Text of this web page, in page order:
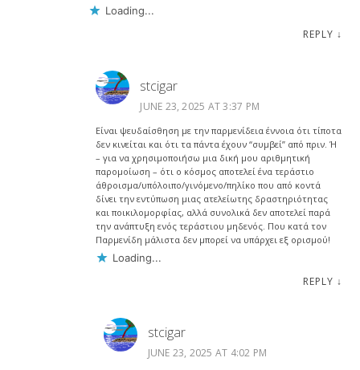
Loading...
REPLY ↓
stcigar
JUNE 23, 2025 AT 3:37 PM
Είναι ψευδαίσθηση με την παρμενίδεια έννοια ότι τίποτα
δεν κινείται και ότι τα πάντα έχουν “συμβεί” από πριν. Ή
– για να χρησιμοποιήσω μια δική μου αριθμητική
παρομοίωση – ότι ο κόσμος αποτελεί ένα τεράστιο
άθροισμα/υπόλοιπο/γινόμενο/πηλίκο που από κοντά
δίνει την εντύπωση μιας ατελείωτης δραστηριότητας
και ποικιλομορφίας, αλλά συνολικά δεν αποτελεί παρά
την ανάπτυξη ενός τεράστιου μηδενός. Που κατά τον
Παρμενίδη μάλιστα δεν μπορεί να υπάρχει εξ ορισμού!
Loading...
REPLY ↓
stcigar
JUNE 23, 2025 AT 4:02 PM